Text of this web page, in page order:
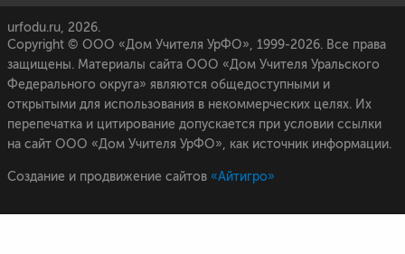
urfodu.ru, 2026.
Copyright © ООО «Дом Учителя УрФО», 1999-2026. Все права
защищены. Материалы сайта ООО «Дом Учителя Уральского
Федерального округа» являются общедоступными и
открытыми для использования в некоммерческих целях. Их
перепечатка и цитирование допускается при условии ссылки
на сайт ООО «Дом Учителя УрФО», как источник информации.
Создание и продвижение сайтов «Айтигро»